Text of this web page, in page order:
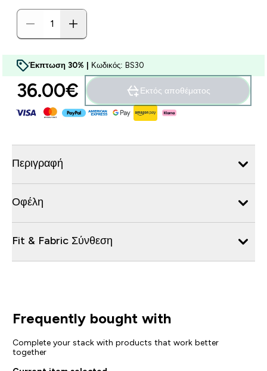
Έκπτωση 30% | Κωδικός: BS30
36.00€‎ Εκτός αποθέματος
Περιγραφή
Οφέλη
Fit & Fabric Σύνθεση
Frequently bought with
Complete your stack with products that work better
together